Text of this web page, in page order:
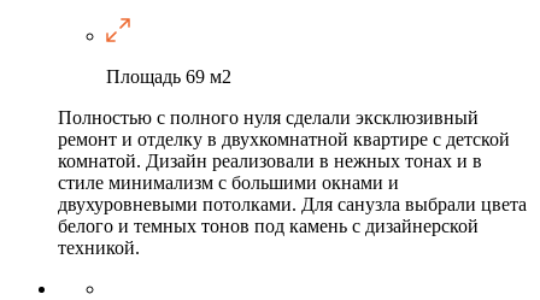
Площадь 69 м2
Полностью с полного нуля сделали эксклюзивный
ремонт и отделку в двухкомнатной квартире с детской
комнатой. Дизайн реализовали в нежных тонах и в
стиле минимализм с большими окнами и
двухуровневыми потолками. Для санузла выбрали цвета
белого и темных тонов под камень с дизайнерской
техникой.